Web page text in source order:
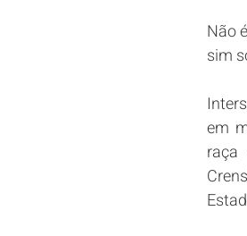
Não
sim
em
raça